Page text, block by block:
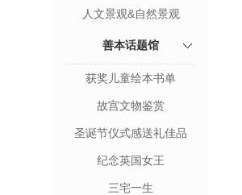
人文景观&自然景观
善本话题馆
获奖儿童绘本书单
故宫文物鉴赏
圣诞节仪式感送礼佳品
纪念英国女王
三宅一生